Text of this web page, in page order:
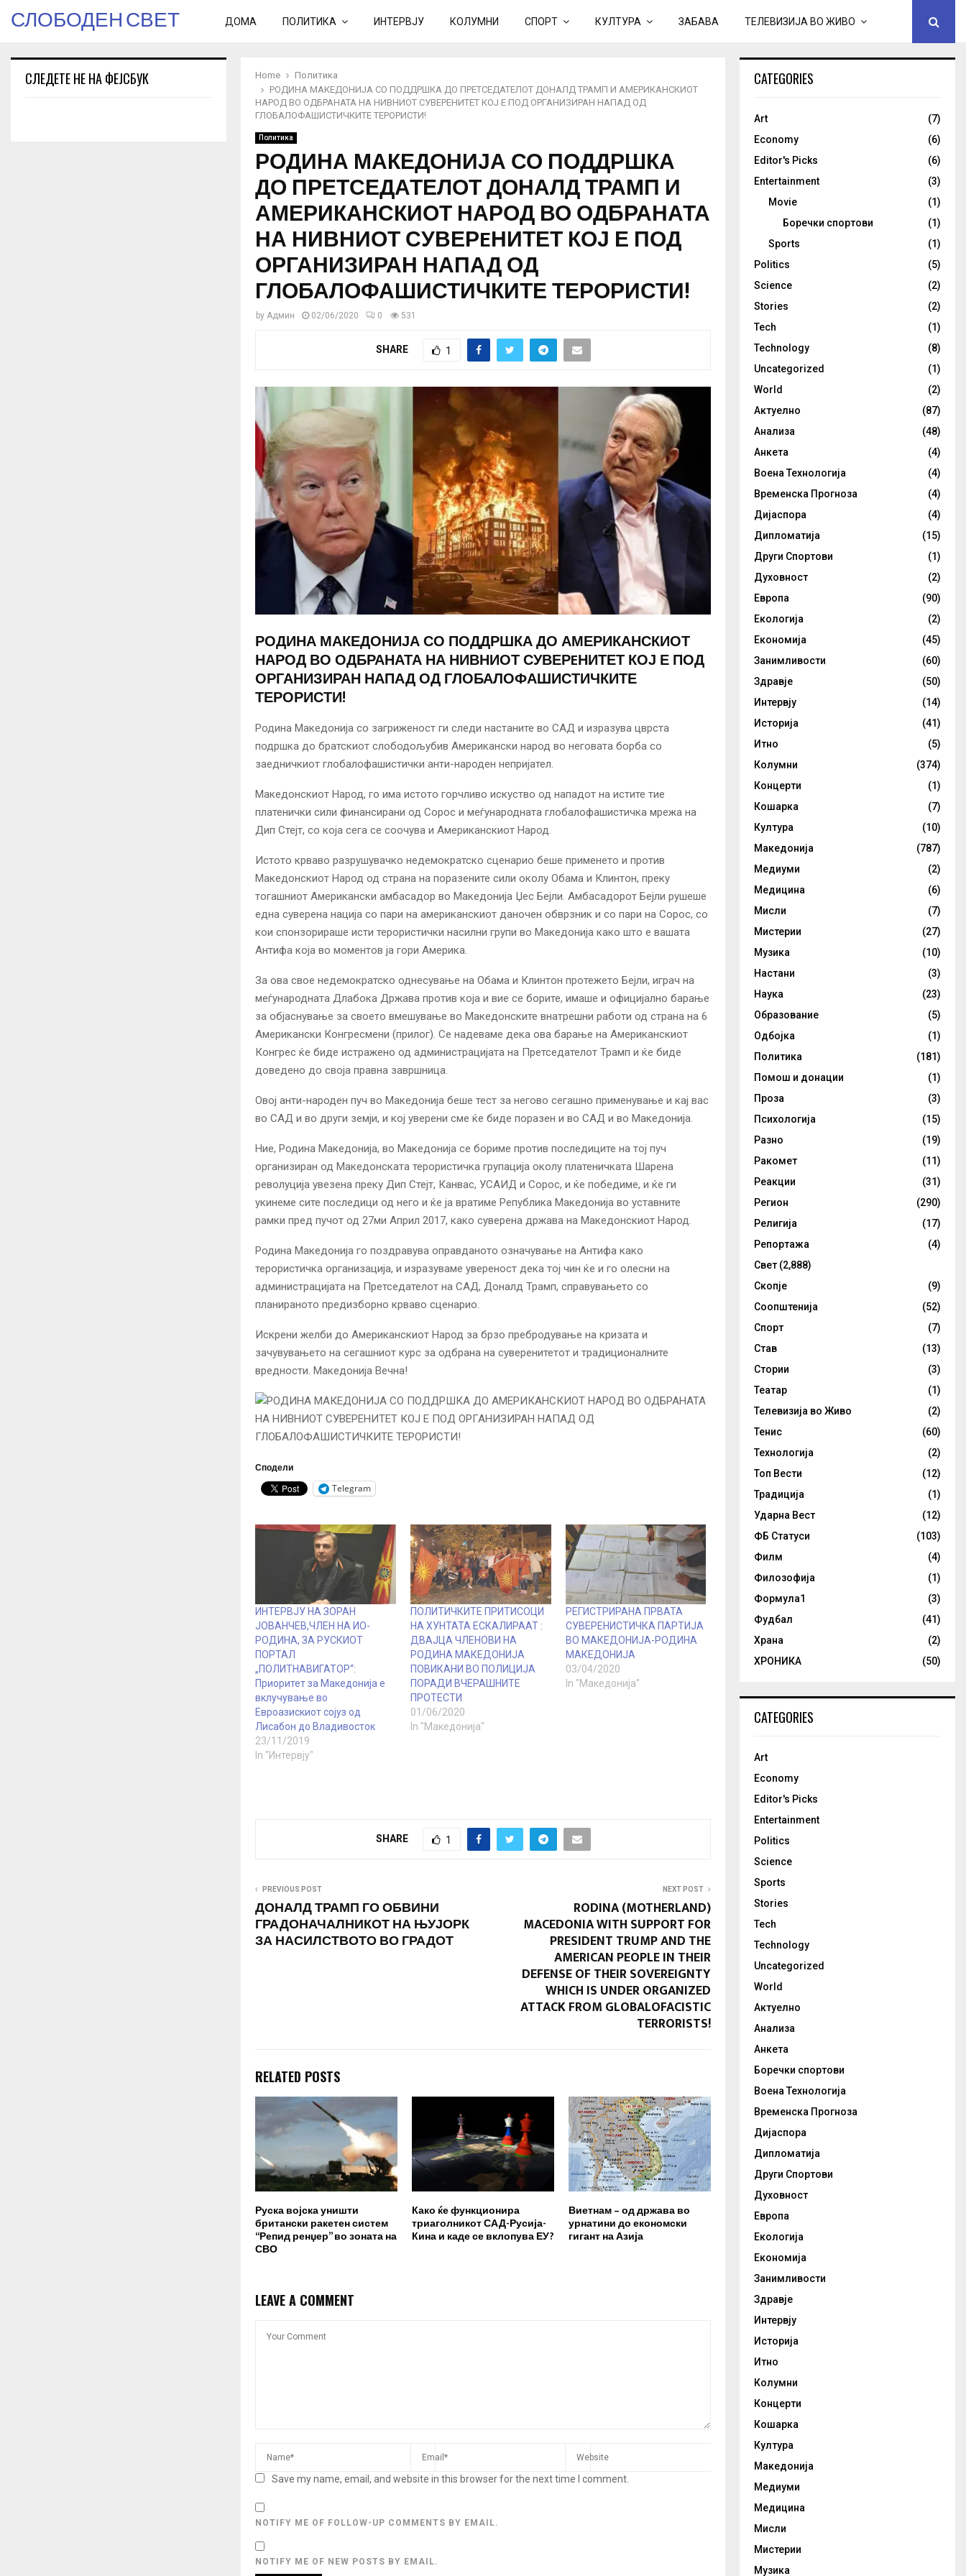
СЛОБОДЕН СВЕТ ДОМА ПОЛИТИКА ИНТЕРВЈУ КОЛУМНИ СПОРТ КУЛТУРА ЗАБАВА ТЕЛЕВИЗИЈА ВО ЖИВО
Home
Политика
РОДИНА МАКЕДОНИЈА СО ПОДДРШКА ДО ПРЕТСЕДАТЕЛОТ ДОНАЛД ТРАМП И АМЕРИКАНСКИОТ
НАРОД ВО ОДБРАНАТА НА НИВНИОТ СУВЕРEНИТЕТ КОЈ Е ПОД ОРГАНИЗИРАН НАПАД ОД
ГЛОБАЛОФАШИСТИЧКИТЕ ТЕРОРИСТИ!
Политика
РОДИНА МАКЕДОНИЈА СО ПОДДРШКА
ДО ПРЕТСЕДАТЕЛОТ ДОНАЛД ТРАМП И
АМЕРИКАНСКИОТ НАРОД ВО ОДБРАНАТА
НА НИВНИОТ СУВЕРEНИТЕТ КОЈ Е ПОД
ОРГАНИЗИРАН НАПАД ОД
ГЛОБАЛОФАШИСТИЧКИТЕ ТЕРОРИСТИ!
by Админ 02/06/2020 0 531
SHARE 1
РОДИНА МАКЕДОНИЈА СО ПОДДРШКА ДО АМЕРИКАНСКИОТ
НАРОД ВО ОДБРАНАТА НА НИВНИОТ СУВЕРEНИТЕТ КОЈ Е ПОД
ОРГАНИЗИРАН НАПАД ОД ГЛОБАЛОФАШИСТИЧКИТЕ
ТЕРОРИСТИ!
Родина Македонија со загриженост ги следи настаните во САД и изразува цврста
подршка до братскиот слободољубив Американски народ во неговата борба со
заедничкиот глобалофашистички анти-народен непријател.
Македонскиот Народ, го има истото горчливо искуство од нападот на истите тие
платенички сили финансирани од Сорос и меѓународната глобалофашистичка мрежа на
Дип Стејт, со која сега се соочува и Американскиот Народ.
Истото крваво разрушувачко недемократско сценарио беше применето и против
Македонскиот Народ од страна на поразените сили околу Обама и Клинтон, преку
тогашниот Американски амбасадор во Македонија Џес Бејли. Амбасадорот Бејли рушеше
една суверена нација со пари на американскиот даночен обврзник и со пари на Сорос, со
кои спонзорираше исти терористички насилни групи во Македонија како што е вашата
Антифа која во моментов ја гори Америка.
За ова свое недемократско однесување на Обама и Клинтон протежето Бејли, играч на
меѓународната Длабока Држава против која и вие се борите, имаше и официјално барање
за објаснување за своето вмешување во Македонските внатрешни работи од страна на 6
Американски Конгресмени (прилог). Се надеваме дека ова барање на Американскиот
Конгрес ќе биде истражено од администрацијата на Претседателот Трамп и ќе биде
доведенo до своја правна завршница.
Овој анти-народен пуч во Македонија беше тест за негово сегашно применување и кај вас
во САД и во други земји, и кој уверени сме ќе биде поразен и во САД и во Македонија.
Ние, Родина Македонија, во Македонија се бориме против последиците на тој пуч
организиран од Македонската терористичка групација околу платеничката Шарена
револуција увезена преку Дип Стејт, Канвас, УСАИД и Сорос, и ќе победиме, и ќе ги
укинеме сите последици од него и ќе ја вратиме Република Македонија во уставните
рамки пред пучот од 27ми Април 2017, како суверена држава на Македонскиот Народ.
Родина Македонија го поздравува оправданото означување на Антифа како
терористичка организација, и изразуваме увереност дека тој чин ќе и го олесни на
администрацијата на Претседателот на САД, Доналд Трамп, справувањето со
планираното предизборно крваво сценарио.
Искрени желби до Американскиот Народ за брзо пребродување на кризата и
зачувувањето на сегашниот курс за одбрана на суверенитетот и традиционалните
вредности. Македонија Вечна!
Сподели
Telegram
ИНТЕРВЈУ НА ЗОРАН
ЈОВАНЧЕВ,ЧЛЕН НА ИО-
РОДИНА, ЗА РУСКИОТ
ПОРТАЛ
„ПОЛИТНАВИГАТОР“:
Приоритет за Македонија е
вклучување во
Евроазискиот сојуз од
Лисабон до Владивосток
23/11/2019
In "Интервју"
ПОЛИТИЧКИТЕ ПРИТИСОЦИ
НА ХУНТАТА ЕСКАЛИРААТ :
ДВАЈЦА ЧЛЕНОВИ НА
РОДИНА МАКЕДОНИЈА
ПОВИКАНИ ВО ПОЛИЦИЈА
ПОРАДИ ВЧЕРАШНИТЕ
ПРОТЕСТИ
01/06/2020
In "Македонија"
РЕГИСТРИРАНА ПРВАТА
СУВЕРЕНИСТИЧКА ПАРТИЈА
ВО МАКЕДОНИЈА-РОДИНА
МАКЕДОНИЈА
03/04/2020
In "Македонија"
SHARE 1
PREVIOUS POST
ДОНАЛД ТРАМП ГО ОБВИНИ
ГРАДОНАЧАЛНИКОТ НА ЊУЈОРК
ЗА НАСИЛСТВОТО ВО ГРАДОТ
NEXT POST
RODINA (MOTHERLAND)
MACEDONIA WITH SUPPORT FOR
PRESIDENT TRUMP AND THE
AMERICAN PEOPLE IN THEIR
DEFENSE OF THEIR SOVEREIGNTY
WHICH IS UNDER ORGANIZED
ATTACK FROM GLOBALOFACISTIC
TERRORISTS!
RELATED POSTS
Руска војска уништи
британски ракетен систем
“Репид ренџер” во зоната на
СВО
Како ќе функционира
триаголникот САД-Русија-
Кина и каде се вклопува ЕУ?
Виетнам – од држава во
урнатини до економски
гигант на Азија
LEAVE A COMMENT
Save my name, email, and website in this browser for the next time I comment.
NOTIFY ME OF FOLLOW-UP COMMENTS BY EMAIL.
NOTIFY ME OF NEW POSTS BY EMAIL.
СЛЕДЕТЕ НЕ НА ФЕЈСБУК CATEGORIES
Art
(7)
Economy
(6)
Editor's Picks
(6)
Entertainment
(3)
Movie
(1)
Боречки спортови
(1)
Sports
(1)
Politics
(5)
Science
(2)
Stories
(2)
Tech
(1)
Technology
(8)
Uncategorized
(1)
World
(2)
Актуелно
(87)
Анализа
(48)
Анкета
(4)
Воена Технологија
(4)
Временска Прогноза
(4)
Дијаспора
(4)
Дипломатија
(15)
Други Спортови
(1)
Духовност
(2)
Европа
(90)
Екологија
(2)
Економија
(45)
Занимливости
(60)
Здравје
(50)
Интервју
(14)
Историја
(41)
Итно
(5)
Колумни
(374)
Концерти
(1)
Кошарка
(7)
Култура
(10)
Македонија
(787)
Медиуми
(2)
Медицина
(6)
Мисли
(7)
Мистерии
(27)
Музика
(10)
Настани
(3)
Наука
(23)
Образование
(5)
Одбојка
(1)
Политика
(181)
Помош и донации
(1)
Проза
(3)
Психологија
(15)
Разно
(19)
Ракомет
(11)
Реакции
(31)
Регион
(290)
Религија
(17)
Репортажа
(4)
Свет (2,888)
Скопје
(9)
Соопштенија
(52)
Спорт
(7)
Став
(13)
Стории
(3)
Театар
(1)
Телевизија во Живо
(2)
Тенис
(60)
Технологија
(2)
Топ Вести
(12)
Традиција
(1)
Ударна Вест
(12)
ФБ Статуси
(103)
Филм
(4)
Филозофија
(1)
Формула1
(3)
Фудбал
(41)
Храна
(2)
ХРОНИКА
(50)
CATEGORIES
Art
Economy
Editor's Picks
Entertainment
Politics
Science
Sports
Stories
Tech
Technology
Uncategorized
World
Актуелно
Анализа
Анкета
Боречки спортови
Воена Технологија
Временска Прогноза
Дијаспора
Дипломатија
Други Спортови
Духовност
Европа
Екологија
Економија
Занимливости
Здравје
Интервју
Историја
Итно
Колумни
Концерти
Кошарка
Култура
Македонија
Медиуми
Медицина
Мисли
Мистерии
Музика